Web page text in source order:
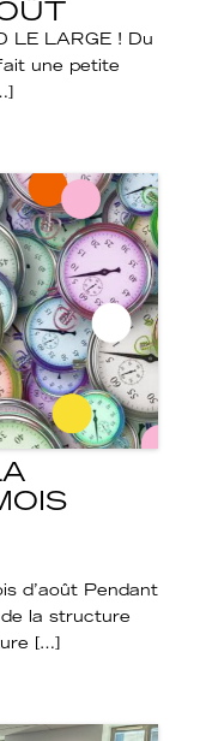
LE LARGE ! Du
une petite
d’août Pendant
la structure
[…]